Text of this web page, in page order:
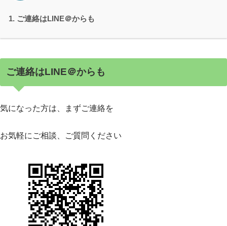
ご連絡はLINE＠からも
ご連絡はLINE＠からも
気になった方は、まずご連絡を
お気軽にご相談、ご質問ください